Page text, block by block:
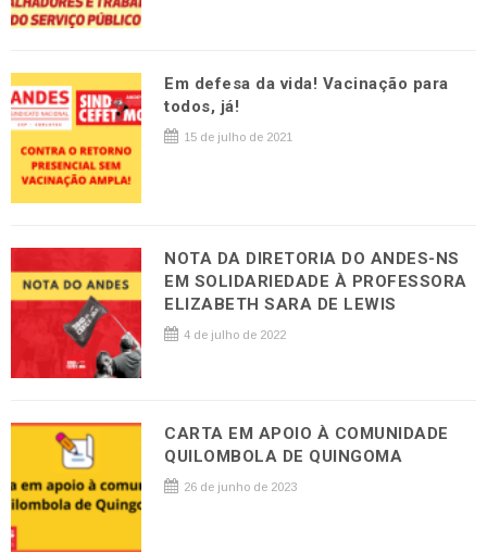
Em defesa da vida! Vacinação para
todos, já!
15 de julho de 2021
NOTA DA DIRETORIA DO ANDES-NS
EM SOLIDARIEDADE À PROFESSORA
ELIZABETH SARA DE LEWIS
4 de julho de 2022
CARTA EM APOIO À COMUNIDADE
QUILOMBOLA DE QUINGOMA
26 de junho de 2023